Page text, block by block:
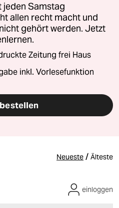
jeden Samstag
allen recht macht und
gehört werden. Jetzt
Zeitung frei Haus
inkl. Vorlesefunktion
Neueste / Älteste
einloggen